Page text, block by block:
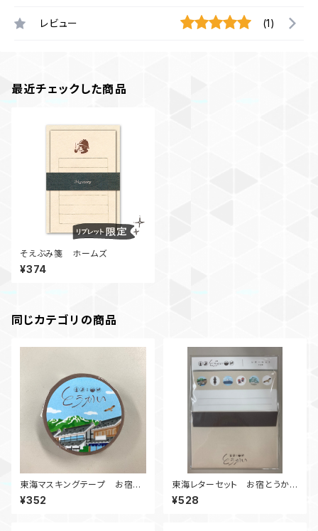
レビュー (1)
最近チェックした商品
そえぶみ箋 ホームズ
¥374
同じカテゴリの商品
東海マスキングテープ お宿と
うかいシリーズ
¥352
東海レターセット お宿とうかい
シリーズ
¥528